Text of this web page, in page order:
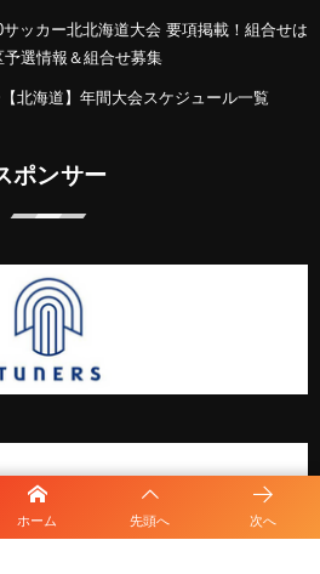
ホーム 先頭へ 次へ
ッカー北北海道大会 要項掲載！組合せは
選情報＆組合せ募集
北海道】年間大会スケジュール一覧
ポンサー